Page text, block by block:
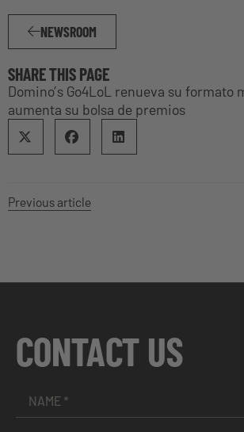
NEWSROOM
SHARE THIS PAGE
Domino’s Go4LoL renueva su formato
aumenta su bolsa de premios
Previous article
CONTACT US